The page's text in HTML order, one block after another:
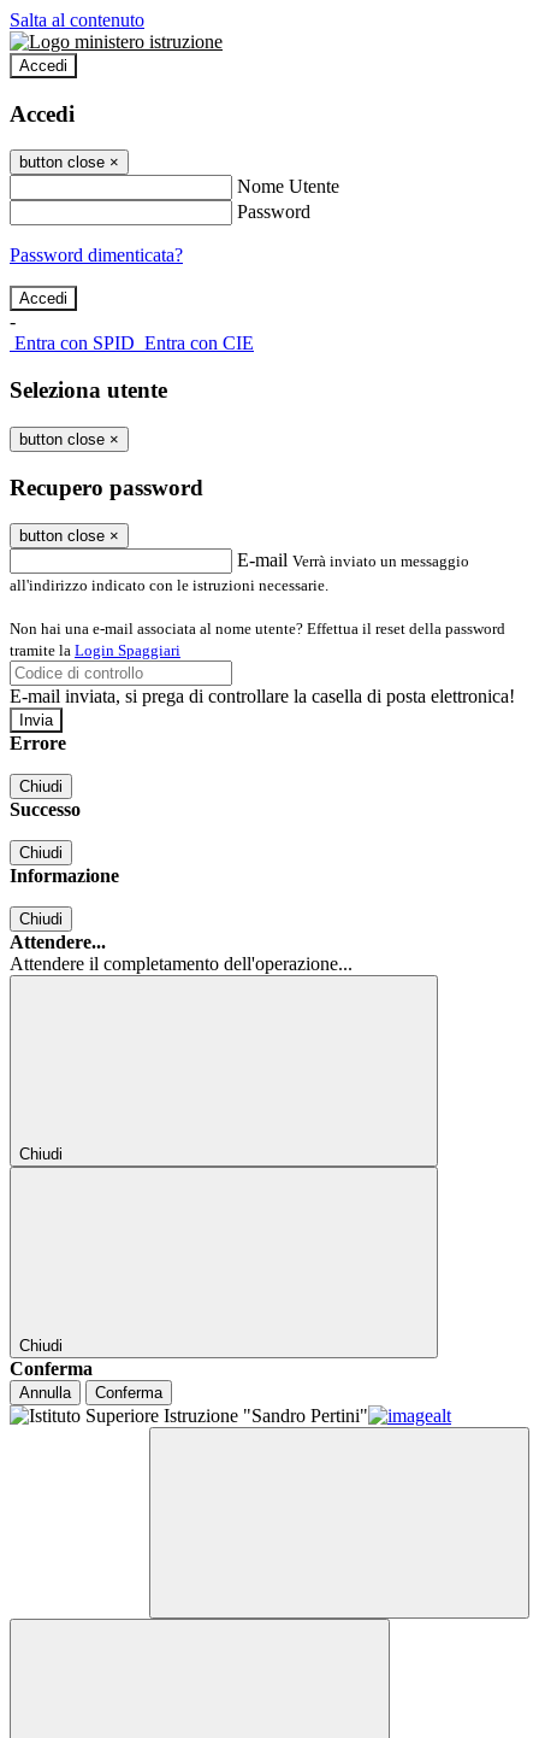
Salta al contenuto
Accedi
Accedi
button close ×
Nome Utente
Password
Password dimenticata?
-
Entra con SPID Entra con CIE
Seleziona utente
button close ×
Recupero password
button close ×
E-mail Verrà inviato un messaggio
all'indirizzo indicato con le istruzioni necessarie.
Non hai una e-mail associata al nome utente? Effettua il reset della password
tramite la Login Spaggiari
E-mail inviata, si prega di controllare la casella di posta elettronica!
Errore
Chiudi
Successo
Chiudi
Informazione
Chiudi
Attendere...
Attendere il completamento dell'operazione...
Chiudi
Chiudi
Conferma
Annulla Conferma